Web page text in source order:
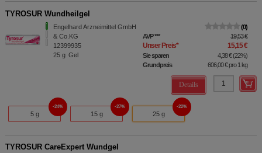
TYROSUR Wundheilgel
Engelhard Arzneimittel GmbH
& Co.KG
12399935
25 g Gel
0
AVP*** 19,53 €
Unser Preis* 15,15 €
Sie sparen 4,38 €(22%)
Grundpreis
606,00 €pro 1 kg
Details
5 g
24%
15 g
27%
25 g
22%
TYROSUR CareExpert Wundgel